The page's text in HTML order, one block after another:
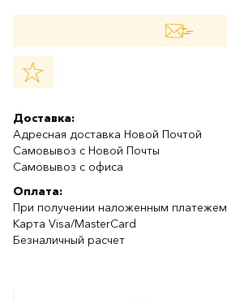
Доставка:
Адресная доставка Новой Почтой
Самовывоз с Новой Почты
Самовывоз с офиса
Оплата:
При получении наложенным платежем
Карта Visa/MasterCard
Безналичный расчет